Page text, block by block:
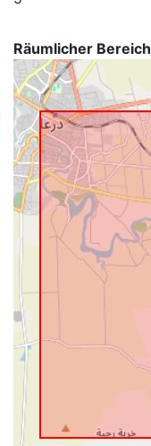
Räumlicher Bereich